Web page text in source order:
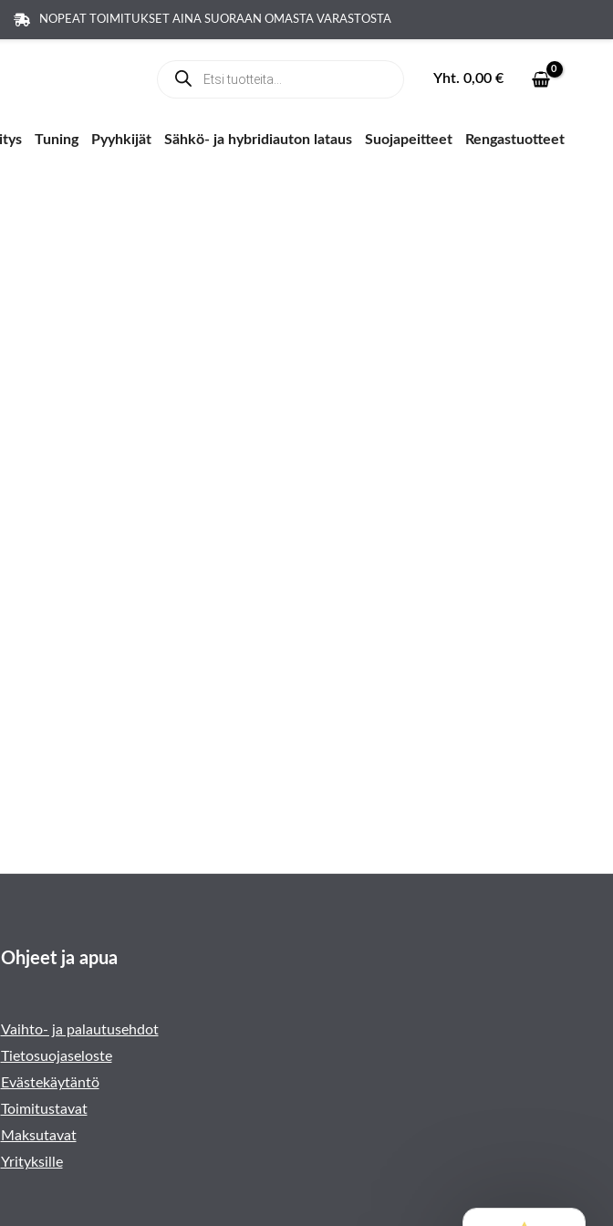
NOPEAT TOIMITUKSET AINA SUORAAN OMASTA VARASTOSTA
search
Yht. 0,00 €
Tuning Pyyhkijät Sähkö- ja hybridiauton lataus Suojapeitteet Rengastuotteet
Ohjeet ja apua
Vaihto- ja palautusehdot
Tietosuojaseloste
Evästekäytäntö
Toimitustavat
Maksutavat
Yrityksille